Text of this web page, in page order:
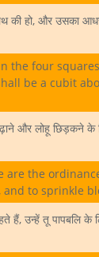
की हो, और उसका
the four
be a cubit
और लोहू छिड़कने के
are the
to sprinkle
हैं, उन्हें तू पापबलि के